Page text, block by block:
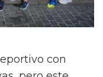
con